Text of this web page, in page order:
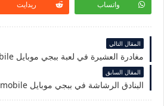
واتساب ريدايت
المقال التالي
مغادرة العشيرة في لعبة ببجي موبايل pubg mobile
المقال السابق
البنادق الرشاشة في ببجي موبايل pubg mobile